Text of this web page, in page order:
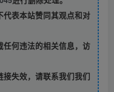
表本站赞同其观点和对
何违法的相关信息，访
失效，请联系我们我们